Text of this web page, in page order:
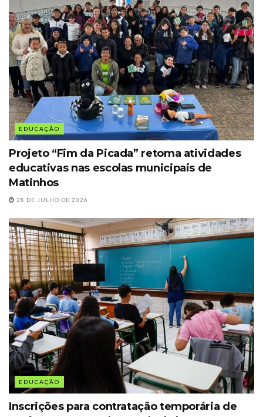
EDUCAÇÃO
Projeto “Fim da Picada” retoma atividades
educativas nas escolas municipais de
Matinhos
28 DE JULHO DE 2026
EDUCAÇÃO
Inscrições para contratação temporária de